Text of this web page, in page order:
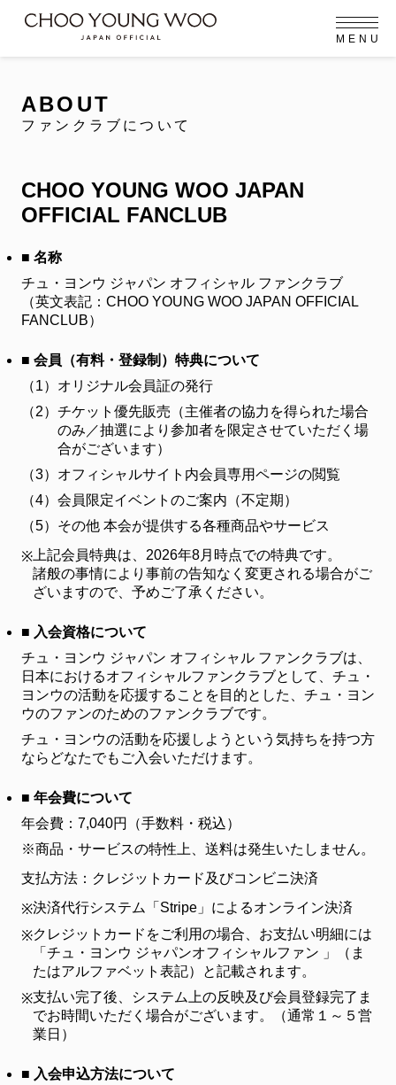
PROFILE
プロフィール
MEMBERSHIP
メンバーシップ
FANCLUB
ファンクラブ
FC NEWS
VIDEO
GALLERY
ギャラリー
CONTACT
お問い合わせ
OFFICIAL MENU
FC NEWS
MEMBERSHIP CARD
VIDEO
arrow_rightJOIN USarrow_right LOGIN
M E N U
ABOUT
ファンクラブについて
CHOO YOUNG WOO JAPAN
OFFICIAL FANCLUB
■ 名称
チュ・ヨンウ ジャパン オフィシャル ファンクラブ
（英文表記：CHOO YOUNG WOO JAPAN OFFICIAL
FANCLUB）
■ 会員（有料・登録制）特典について
（1） オリジナル会員証の発行
（2） チケット優先販売（主催者の協力を得られた場合
のみ／抽選により参加者を限定させていただく場
合がございます）
（3） オフィシャルサイト内会員専用ページの閲覧
（4） 会員限定イベントのご案内（不定期）
（5） その他 本会が提供する各種商品やサービス
※ 上記会員特典は、2026年8月時点での特典です。
諸般の事情により事前の告知なく変更される場合がご
ざいますので、予めご了承ください。
■ 入会資格について
チュ・ヨンウ ジャパン オフィシャル ファンクラブは、
日本におけるオフィシャルファンクラブとして、チュ・
ヨンウの活動を応援することを目的とした、チュ・ヨン
ウのファンのためのファンクラブです。
チュ・ヨンウの活動を応援しようという気持ちを持つ方
ならどなたでもご入会いただけます。
■ 年会費について
年会費：7,040円（手数料・税込）
※商品・サービスの特性上、送料は発生いたしません。
支払方法：クレジットカード及びコンビニ決済
※決済代行システム「Stripe」によるオンライン決済
※クレジットカードをご利用の場合、お支払い明細には
「チュ・ヨンウ ジャパンオフィシャルファン 」（ま
たはアルファベット表記）と記載されます。
※支払い完了後、システム上の反映及び会員登録完了ま
でお時間いただく場合がございます。（通常１～５営
業日）
■ 入会申込方法について